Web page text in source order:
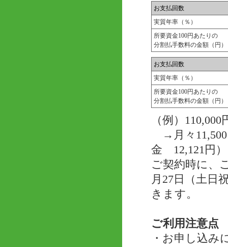
お支払回数
実質年率（％）
所要資金100円あたりの
分割払手数料の金額（円）
お支払回数
実質年率（％）
所要資金100円あたりの
分割払手数料の金額（円）
（例）
→月々11,500
金 12,121円）
ご契約時に、
月27日（土日
きます。
ご利用注意点
・お申し込み